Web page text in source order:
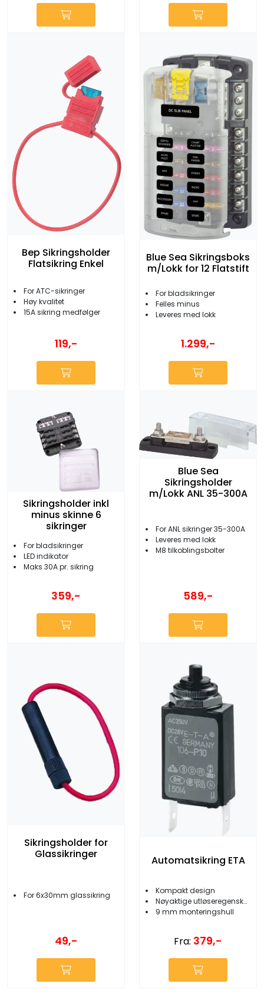
Bep Sikringsholder
Flatsikring Enkel
For ATC-sikringer
Høy kvalitet
15A sikring medfølger
119,-
Blue Sea Sikringsboks
m/Lokk for 12 Flatstift
For bladsikringer
Felles minus
Leveres med lokk
1.299,-
Sikringsholder inkl
minus skinne 6
sikringer
For bladsikringer
LED indikator
Maks 30A pr. sikring
359,-
Blue Sea
Sikringsholder
m/Lokk ANL 35-300A
For ANL sikringer 35-300A
Leveres med lokk
M8 tilkoblingsbolter
589,-
Sikringsholder for
Glassikringer
For 6x30mm glassikring
49,-
Automatsikring ETA
Kompakt design
Nøyaktige utløseregenskaper
9 mm monteringshull
Fra: 379,-